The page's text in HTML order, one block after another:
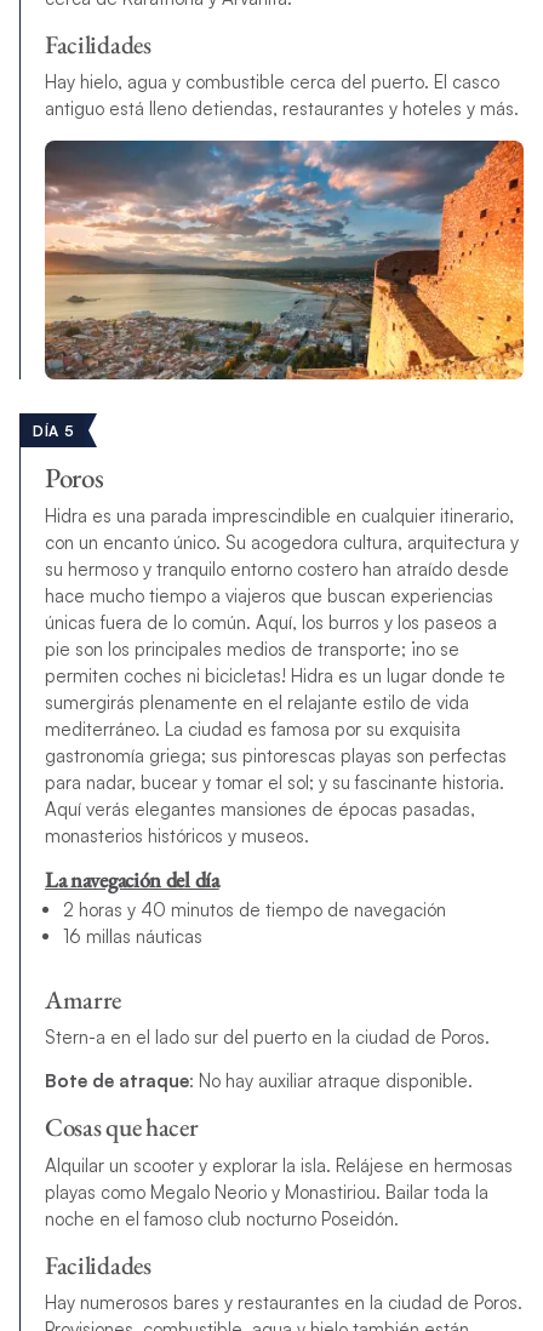
Facilidades
Hay hielo, agua y combustible cerca del puerto. El casco
antiguo está lleno detiendas, restaurantes y hoteles y más.
DÍA 5
Poros
Hidra es una parada imprescindible en cualquier itinerario,
con un encanto único. Su acogedora cultura, arquitectura y
su hermoso y tranquilo entorno costero han atraído desde
hace mucho tiempo a viajeros que buscan experiencias
únicas fuera de lo común. Aquí, los burros y los paseos a
pie son los principales medios de transporte; ¡no se
permiten coches ni bicicletas! Hidra es un lugar donde te
sumergirás plenamente en el relajante estilo de vida
mediterráneo. La ciudad es famosa por su exquisita
gastronomía griega; sus pintorescas playas son perfectas
para nadar, bucear y tomar el sol; y su fascinante historia.
Aquí verás elegantes mansiones de épocas pasadas,
monasterios históricos y museos.
La navegación del día
2 horas y 40 minutos de tiempo de navegación
16 millas náuticas
Amarre
Stern-a en el lado sur del puerto en la ciudad de Poros.
Bote de atraque: No hay auxiliar atraque disponible.
Cosas que hacer
Alquilar un scooter y explorar la isla. Relájese en hermosas
playas como Megalo Neorio y Monastiriou. Bailar toda la
noche en el famoso club nocturno Poseidón.
Facilidades
Hay numerosos bares y restaurantes en la ciudad de Poros.